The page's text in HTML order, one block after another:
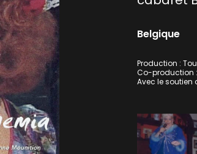
Belgique
Production :
Co-production
Avec le soutien